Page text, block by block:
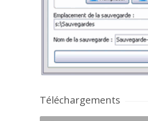
Téléchargements